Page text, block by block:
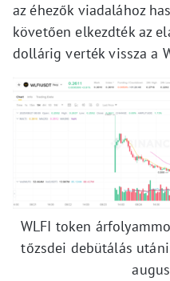
az éhezők viadalához
követően elkezdték az
dollárig verték vissza a
WLFI token
tőzsdei debütálás